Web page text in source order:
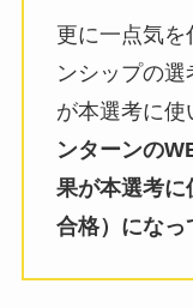
更に一点気
ンシップの
が本選考に使
ンターンの
果が本選考に
合格）になっ